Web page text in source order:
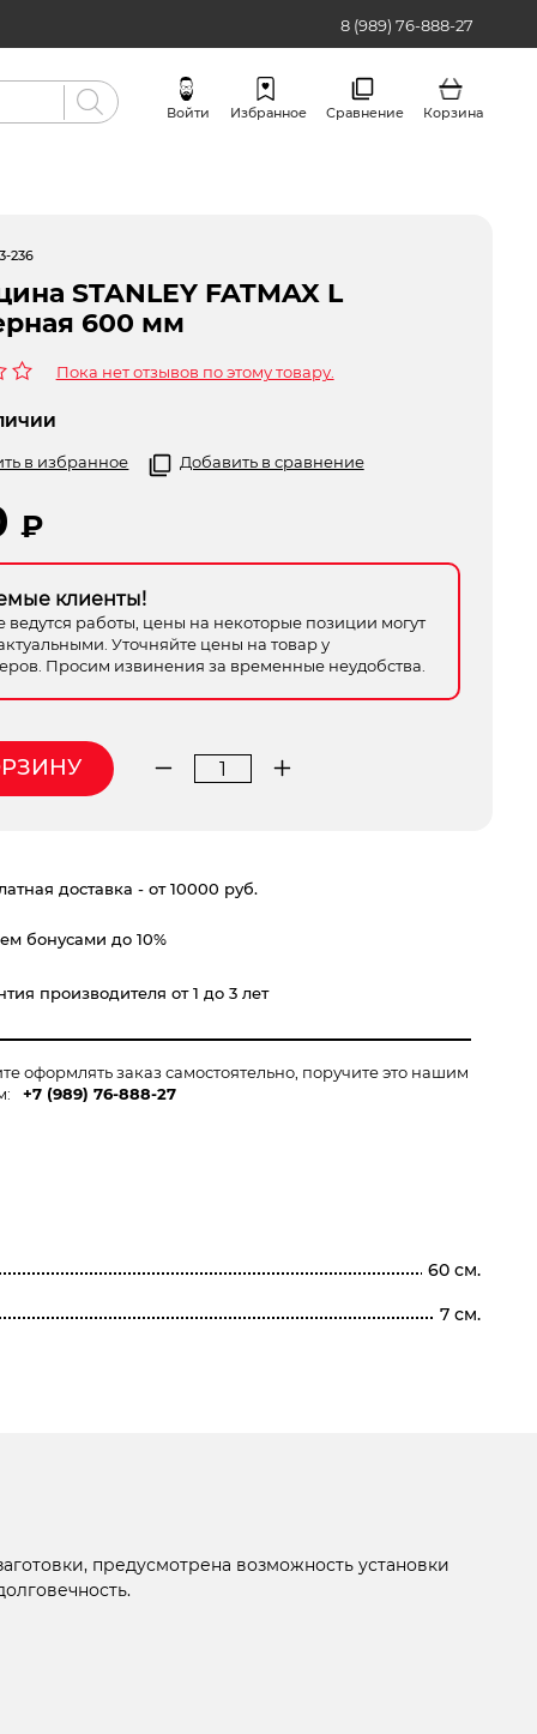
8 (989) 76-888-27
Войти Избранное Сравнение Корзина
236
STANLEY FATMAX L
600 мм
Пока нет отзывов по этому товару.
в избранное Добавить в сравнение
₽
клиенты!
ведутся работы, цены на некоторые позиции могут
Уточняйте цены на товар у
Просим извинения за временные неудобства.
Количество
FATMAX
доставка - от 10000 руб.
бонусами до 10%
производителя от 1 до 3 лет
оформлять заказ самостоятельно, поручите это нашим
+7 (989) 76-888-27
60 см.
7 см.
предусмотрена возможность установки